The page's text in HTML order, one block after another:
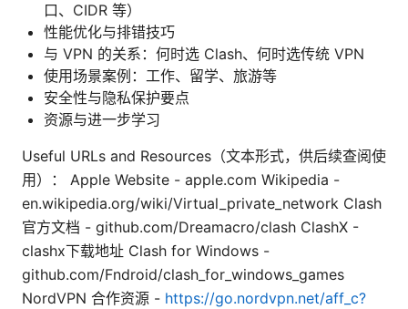
口、CIDR 等）
性能优化与排错技巧
与 VPN 的关系：何时选 Clash、何时选传统 VPN
使用场景案例：工作、留学、旅游等
安全性与隐私保护要点
资源与进一步学习
Useful URLs and Resources（文本形式，供后续查阅使
用）： Apple Website - apple.com Wikipedia -
en.wikipedia.org/wiki/Virtual_private_network Clash
官方文档 - github.com/Dreamacro/clash ClashX -
clashx下载地址 Clash for Windows -
github.com/Fndroid/clash_for_windows_games
NordVPN 合作资源 - https://go.nordvpn.net/aff_c?